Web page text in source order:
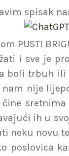
spisak
PUSTI
i sve je
boli trbuh
nije
ih u
neku novu
poslovica